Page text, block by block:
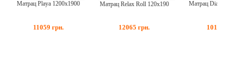
Матрац Playa 1200x1900
11059 грн.
Матрац Relax Roll 120x190
12065 грн.
Матрац
10119